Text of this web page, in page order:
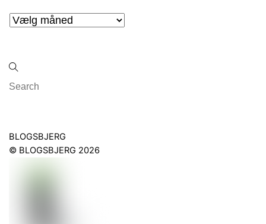
Arkiver
Back
To
BLOGSBJERG
© BLOGSBJERG 2026